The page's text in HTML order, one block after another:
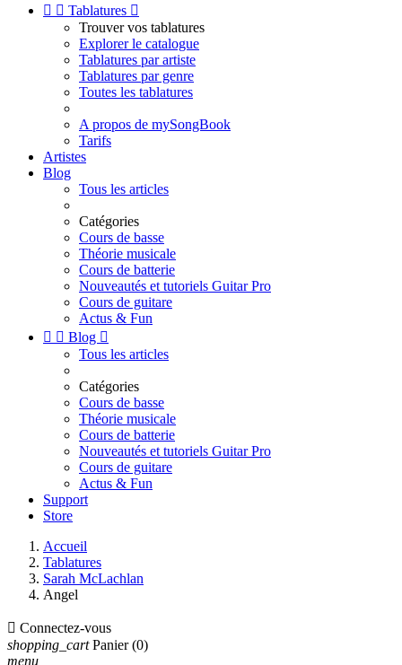
  Tablatures 
Trouver vos tablatures
Explorer le catalogue
Tablatures par artiste
Tablatures par genre
Toutes les tablatures
A propos de mySongBook
Tarifs
Artistes
Blog
Tous les articles
Catégories
Cours de basse
Théorie musicale
Cours de batterie
Nouveautés et tutoriels Guitar Pro
Cours de guitare
Actus & Fun
  Blog 
Tous les articles
Catégories
Cours de basse
Théorie musicale
Cours de batterie
Nouveautés et tutoriels Guitar Pro
Cours de guitare
Actus & Fun
Support
Store
Accueil
Tablatures
Sarah McLachlan
Angel
 Connectez-vous
shopping_cart Panier (0)
menu